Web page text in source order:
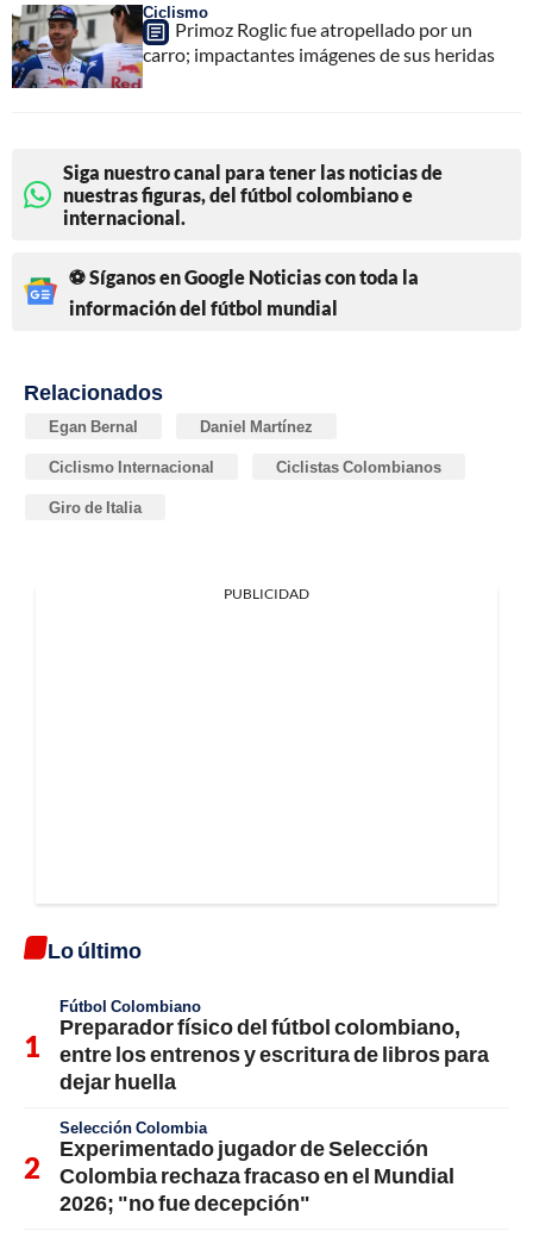
Ciclismo
Primoz Roglic fue atropellado por un
carro; impactantes imágenes de sus heridas
Siga nuestro canal para tener las noticias de
nuestras figuras, del fútbol colombiano e
internacional.
⚽ Síganos en Google Noticias con toda la
información del fútbol mundial
Relacionados
Egan Bernal Daniel Martínez
Ciclismo Internacional Ciclistas Colombianos
Giro de Italia
PUBLICIDAD
Lo último
Fútbol Colombiano
Preparador físico del fútbol colombiano,
entre los entrenos y escritura de libros para
dejar huella
Selección Colombia
Experimentado jugador de Selección
Colombia rechaza fracaso en el Mundial
2026; "no fue decepción"